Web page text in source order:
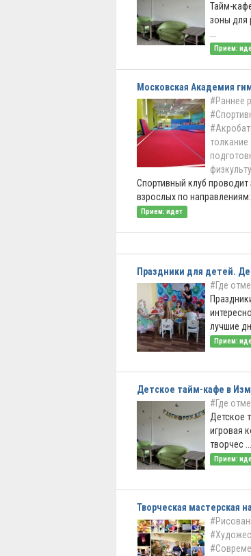
Тайм-
зоны для
Прием:
Московская Академия
#Раннее
толкание
Спортивный клуб проводит
взрослых по направлениям:
Прием: идет
Праздники для детей.
#Где
лучшие
Прием:
Детское тайм-кафе в
#Где
Детское
игровая
творчес ...
Прием:
Творческая мастерская